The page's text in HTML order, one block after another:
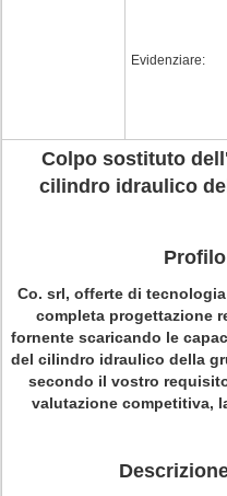
Evidenziare:
Colpo sostituto
cilindro idraulico
Co. srl, offerte di
completa progettazione
fornente scaricando le
del cilindro idraulico della
secondo il vostro
valutazione competitiva,